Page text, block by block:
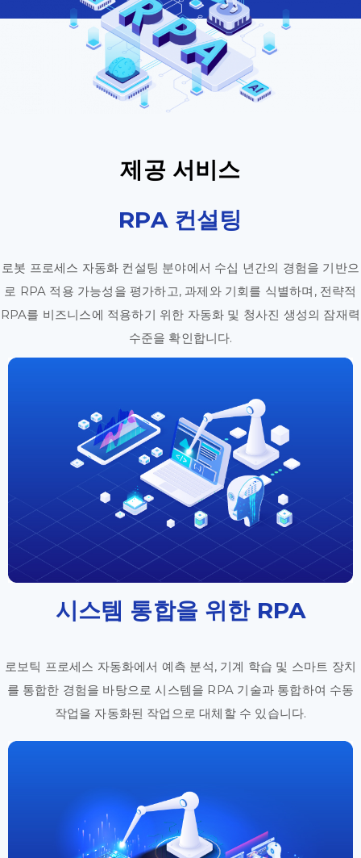
제공 서비스
RPA 컨설팅
로봇 프로세스 자동화 컨설팅 분야에서 수십 년간의 경험을 기반으
로 RPA 적용 가능성을 평가하고, 과제와 기회를 식별하며, 전략적
RPA를 비즈니스에 적용하기 위한 자동화 및 청사진 생성의 잠재력
수준을 확인합니다.
시스템 통합을 위한 RPA
로보틱 프로세스 자동화에서 예측 분석, 기계 학습 및 스마트 장치
를 통합한 경험을 바탕으로 시스템을 RPA 기술과 통합하여 수동
작업을 자동화된 작업으로 대체할 수 있습니다.